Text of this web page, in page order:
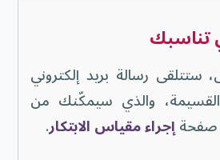
تناسبك
ستتلقى رسالة بريد إلكتروني
والذي سيمكّنك من
صفحةإجراء مقياس الابتكار.